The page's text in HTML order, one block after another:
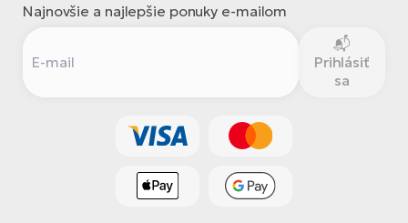
Najnovšie a najlepšie ponuky e-mailom
Prihlásiť
sa